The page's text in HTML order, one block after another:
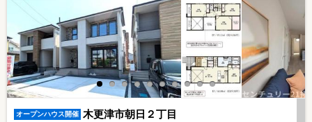
オープンハウス開催 木更津市朝日２丁目